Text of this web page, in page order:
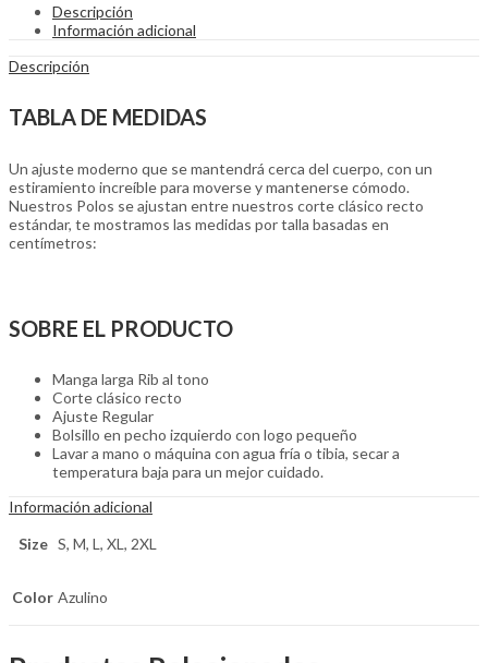
Descripción
Información adicional
Descripción
TABLA DE MEDIDAS
Un ajuste moderno que se mantendrá cerca del cuerpo, con un
estiramiento increíble para moverse y mantenerse cómodo.
Nuestros Polos se ajustan entre nuestros corte clásico recto
estándar, te mostramos las medidas por talla basadas en
centímetros:
SOBRE EL PRODUCTO
Manga larga Rib al tono
Corte clásico recto
Ajuste Regular
Bolsillo en pecho izquierdo con logo pequeño
Lavar a mano o máquina con agua fría o tibia, secar a
temperatura baja para un mejor cuidado.
Información adicional
Size S, M, L, XL, 2XL
Color Azulino